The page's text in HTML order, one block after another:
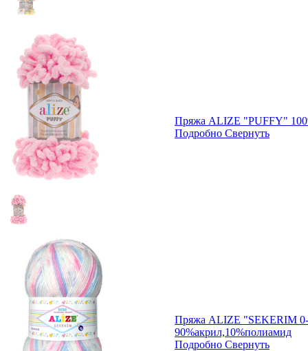
Пряжа ALIZE "PUFFY"
Подробно Свернуть
Пряжа ALIZE "SEKERIM
90%акрил,10%полиамид
Подробно Свернуть